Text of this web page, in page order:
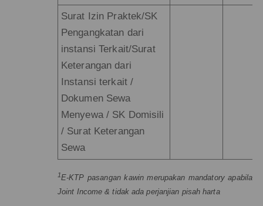
Surat Izin Praktek/SK
Pengangkatan dari
instansi Terkait/Surat
Keterangan dari
Instansi terkait /
Dokumen Sewa
Menyewa / SK Domisili
/ Surat Keterangan
Sewa
1E-KTP pasangan kawin merupakan mandatory apabila
Joint Income & tidak ada perjanjian pisah harta